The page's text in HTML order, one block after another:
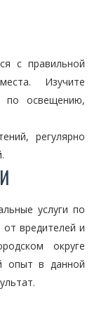
с правильной
Изучите
по освещению,
регулярно
услуги по
вредителей и
округе
опыт в данной